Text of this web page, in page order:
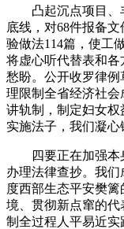
凸起沉点项目、
底线，对68件报备
验做法114篇，使工
将虚心听代替表和
愁盼。公开收罗律例
理限制全省经济社
讲轨制，制定妇女
实施法子，我们凝心
四要正在加强本
办理法律查抄。我
度西部生态平安樊
境、贯彻新点窜的
制全过程人平易近实